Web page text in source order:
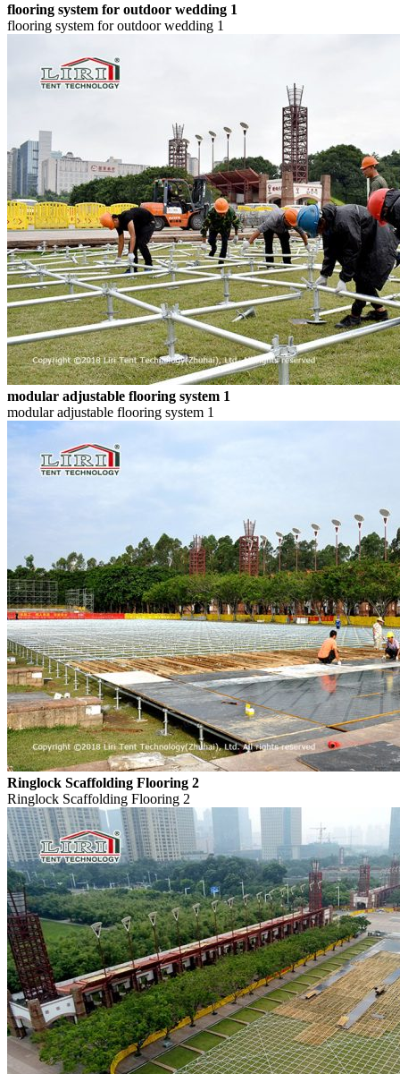
flooring system for outdoor wedding 1
flooring system for outdoor wedding 1
modular adjustable flooring system 1
modular adjustable flooring system 1
Ringlock Scaffolding Flooring 2
Ringlock Scaffolding Flooring 2